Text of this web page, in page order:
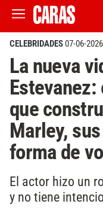
CELEBRIDADES07-06-
La nueva
que
Marley,
forma de
El actor hizo un
y no tiene